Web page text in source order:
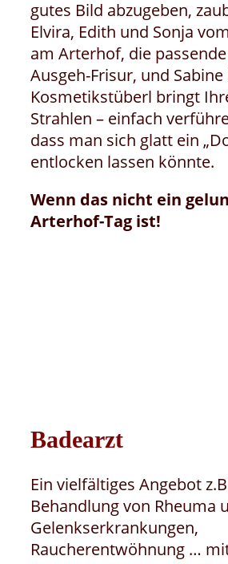
gutes Bild abzugeben,
Elvira, Edith und Sonja
am Arterhof, die
Ausgeh-Frisur, und Sabine
Kosmetikstüberl bringt
Strahlen – einfach
dass man sich glatt ein
entlocken lassen könnte.
Wenn das nicht ein
Arterhof-Tag ist!
Badearzt
Ein vielfältiges Angebot
Behandlung von Rheuma
Gelenkserkrankungen,
Raucherentwöhnung …